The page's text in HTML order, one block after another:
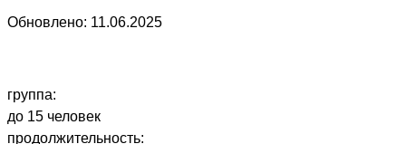
Обновлено: 11.06.2025
группа:
до 15 человек
продолжительность: